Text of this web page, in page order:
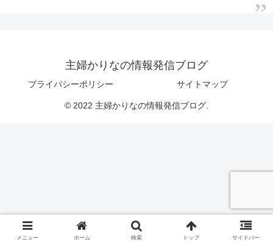
主婦かりなの情報発信ブログ
プライバシーポリシー サイトマップ
© 2022 主婦かりなの情報発信ブログ.
メニュー ホーム 検索 トップ サイドバー